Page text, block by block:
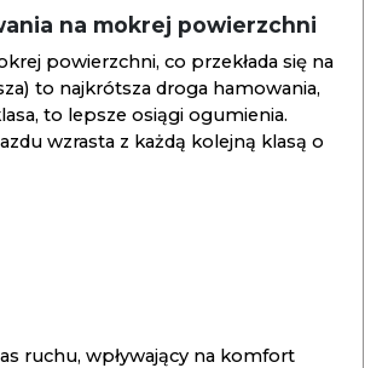
na mokrej powierzchni
powierzchni, co przekłada się na
to najkrótsza droga hamowania,
to lepsze osiągi ogumienia.
wzrasta z każdą kolejną klasą o
ruchu, wpływający na komfort